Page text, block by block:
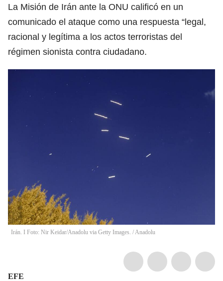
La Misión de Irán ante la ONU calificó en un
comunicado el ataque como una respuesta “legal,
racional y legítima a los actos terroristas del
régimen sionista contra ciudadano.
Irán. I Foto: Nir Keidar/Anadolu via Getty Images. /Anadolu
EFE